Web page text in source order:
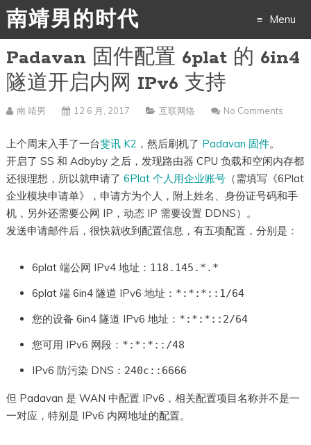
南靖男的时代 Menu
Skip
content
Padavan 固件配置 6plat 的 6in4
隧道开启内网 IPv6 支持
南 靖男 12 6 月, 2017 互联网络 No Comments
上个周末入手了一台斐讯 K2 ，然后刷机了 Padavan 固件。
开启了 SS 和 Adbyby 之后，发现路由器 CPU 负载和空闲内存都
还很理想，所以就申请了 6Plat 个人用企业账号（需填写《6Plat
企业模块申请单》，申请方为个人，附上姓名、身份证号码和手
机，另外还需要公网 IP，动态 IP 需要设置 DDNS）。
发送申请邮件后，很快就收到配置信息，有五项配置，分别是：
6plat 端公网 IPv4 地址： 118.145.*.*
6plat 端 6in4 隧道 IPv6 地址： *:*:*::1/64
您的设备 6in4 隧道 IPv6 地址： *:*:*::2/64
您可用 IPv6 网段： *:*:*::/48
IPv6 防污染 DNS： 240c::6666
但 Padavan 是 WAN 中配置 IPv6，相关配置项目名称并不是一
一对应，特别是 IPv6 内网地址的配置。